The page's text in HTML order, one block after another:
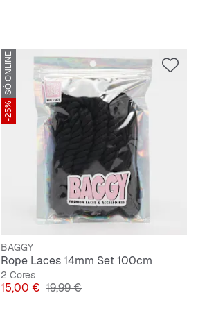
SÓ ONLINE
-25%
BAGGY
Rope Laces 14mm Set 100cm
2 Cores
Preço
15,00 € Preço original
19,99 €